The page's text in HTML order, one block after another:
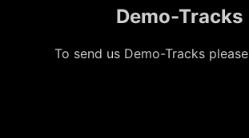
Demo-Tracks
To send us Demo-Tracks please